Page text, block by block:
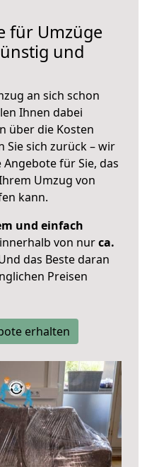
für Umzüge
und
an sich schon
Ihnen dabei
über die Kosten
Sie sich zurück – wir
für Sie, das
Umzug von
kann.
und einfach
von nurca.
das Beste daran
Preisen
erhalten